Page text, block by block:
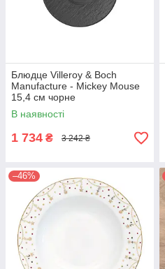
Блюдце Villeroy & Boch
Manufacture - Mickey Mouse
15,4 см чорне
В наявності
1 734 ₴ 3 242 ₴
–46%